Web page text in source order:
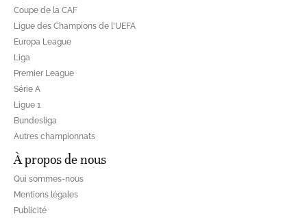
Coupe de la CAF
Ligue des Champions de l'UEFA
Europa League
Liga
Premier League
Série A
Ligue 1
Bundesliga
Autres championnats
À propos de nous
Qui sommes-nous
Mentions légales
Publicité